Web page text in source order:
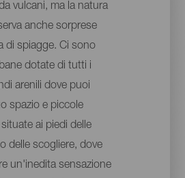
vulcani, ma la natura
anche sorprese
di spiagge. Ci sono
dotate di tutti i
arenili dove puoi
spazio e piccole
ai piedi delle
delle scogliere, dove
un'inedita sensazione